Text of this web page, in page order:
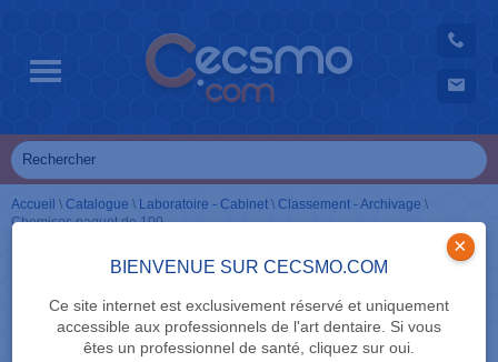
BIENVENUE SUR CECSMO.COM
Ce site internet est exclusivement réservé et uniquement
accessible aux professionnels de l'art dentaire. Si vous
êtes un professionnel de santé, cliquez sur oui.
×
Accueil \ Catalogue \ Laboratoire - Cabinet \ Classement - Archivage \
Chemises paquet de 100